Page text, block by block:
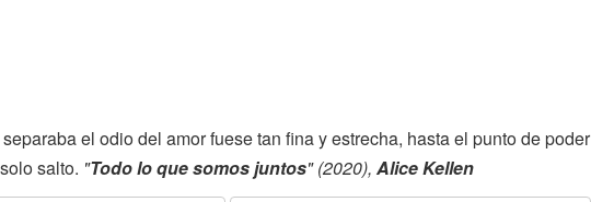
el odio del amor fuese tan fina y estrecha, hasta el punto de poder
salto. "Todo lo que somos juntos" (2020), Alice Kellen